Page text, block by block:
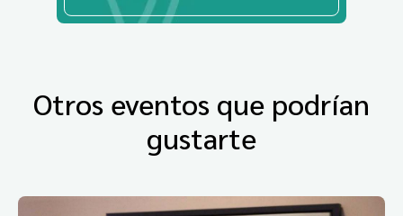
Otros eventos que podrían
gustarte